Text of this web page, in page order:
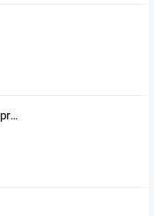
« La nature est un professeur universel et sûr pour celui qui l'observe. » de Carlo Goldoni